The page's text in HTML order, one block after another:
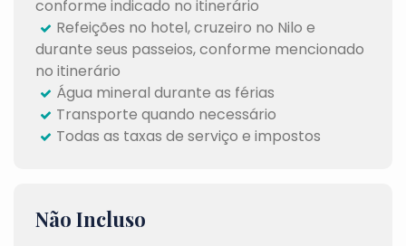
conforme indicado no itinerário
Refeições no hotel, cruzeiro no Nilo e
durante seus passeios, conforme mencionado
no itinerário
Água mineral durante as férias
Transporte quando necessário
Todas as taxas de serviço e impostos
Não Incluso